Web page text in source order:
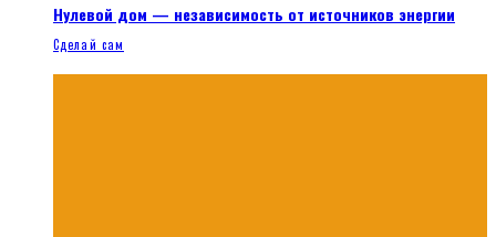
Нулевой дом — независимость от источников энергии
Сделай сам